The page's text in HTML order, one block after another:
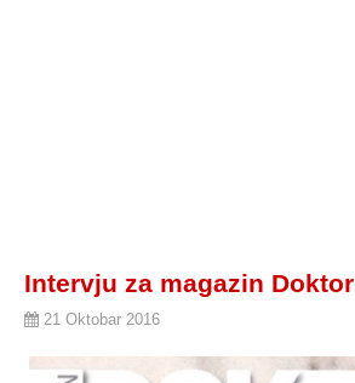
Intervju za magazin Doktor
21 Oktobar 2016